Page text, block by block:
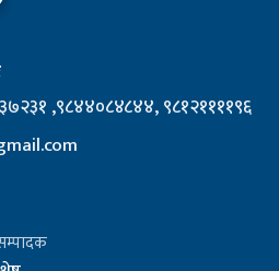
,९८४४०८४८४४, ९८१२११११९६